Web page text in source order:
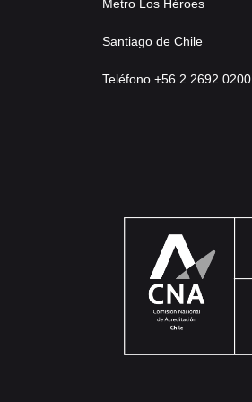
Metro Los Héroes
Santiago de Chile
Teléfono +56 2 2692 0200